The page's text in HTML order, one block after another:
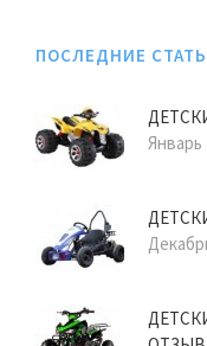
ПОСЛЕДНИЕ
Январь